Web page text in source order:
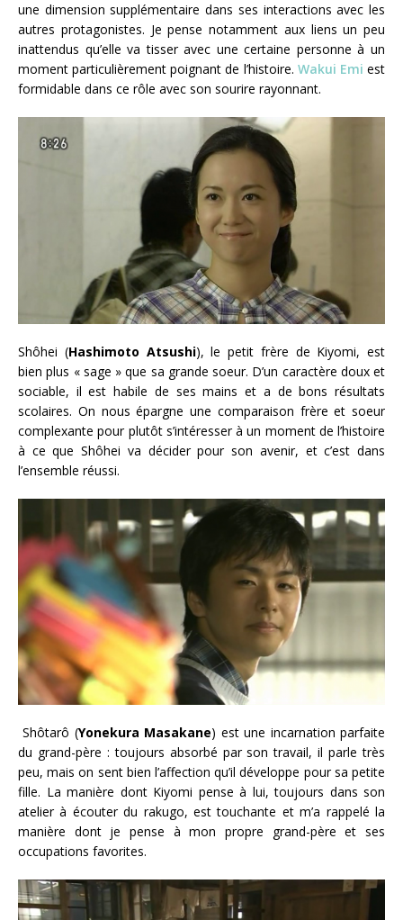
une dimension supplémentaire dans ses interactions avec les
autres protagonistes. Je pense notamment aux liens un peu
inattendus qu’elle va tisser avec une certaine personne à un
moment particulièrement poignant de l’histoire. Wakui Emi est
formidable dans ce rôle avec son sourire rayonnant.
Shôhei (Hashimoto Atsushi), le petit frère de Kiyomi, est
bien plus « sage » que sa grande soeur. D’un caractère doux et
sociable, il est habile de ses mains et a de bons résultats
scolaires. On nous épargne une comparaison frère et soeur
complexante pour plutôt s’intéresser à un moment de l’histoire
à ce que Shôhei va décider pour son avenir, et c’est dans
l’ensemble réussi.
Shôtarô (Yonekura Masakane) est une incarnation parfaite
du grand-père : toujours absorbé par son travail, il parle très
peu, mais on sent bien l’affection qu’il développe pour sa petite
fille. La manière dont Kiyomi pense à lui, toujours dans son
atelier à écouter du rakugo, est touchante et m’a rappelé la
manière dont je pense à mon propre grand-père et ses
occupations favorites.